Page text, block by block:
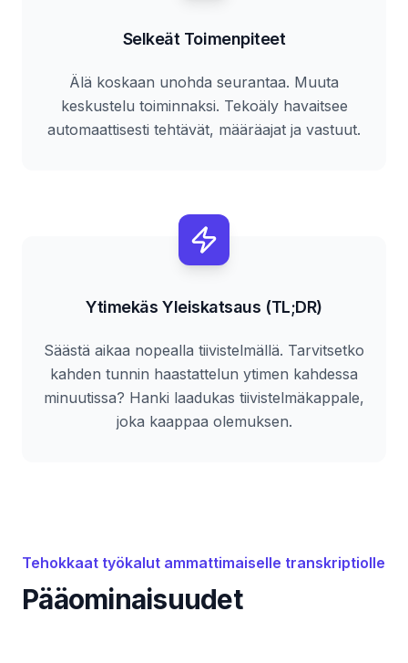
Selkeät Toimenpiteet
Älä koskaan unohda seurantaa. Muuta
keskustelu toiminnaksi. Tekoäly havaitsee
automaattisesti tehtävät, määräajat ja vastuut.
Ytimekäs Yleiskatsaus (TL;DR)
Säästä aikaa nopealla tiivistelmällä. Tarvitsetko
kahden tunnin haastattelun ytimen kahdessa
minuutissa? Hanki laadukas tiivistelmäkappale,
joka kaappaa olemuksen.
Tehokkaat työkalut ammattimaiselle transkriptiolle
Pääominaisuudet